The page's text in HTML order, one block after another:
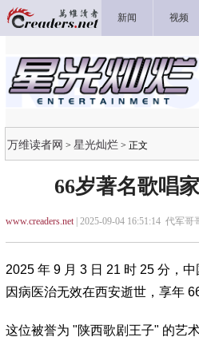
新闻 视频
万维读者网 > 星光灿烂 > 正文
66岁著名歌唱
www.creaders.net| 2025-09-04 16:51:14 代军哥
2025 年 9 月 3 日 21 时 25 分，
因病医治无效在西安逝世，享年 66
这位被誉为 "陕西歌剧王子" 的艺